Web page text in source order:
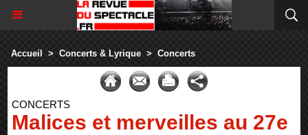
Accueil > Concerts & Lyrique > Concerts
CONCERTS
Malices et merveilles au 27e